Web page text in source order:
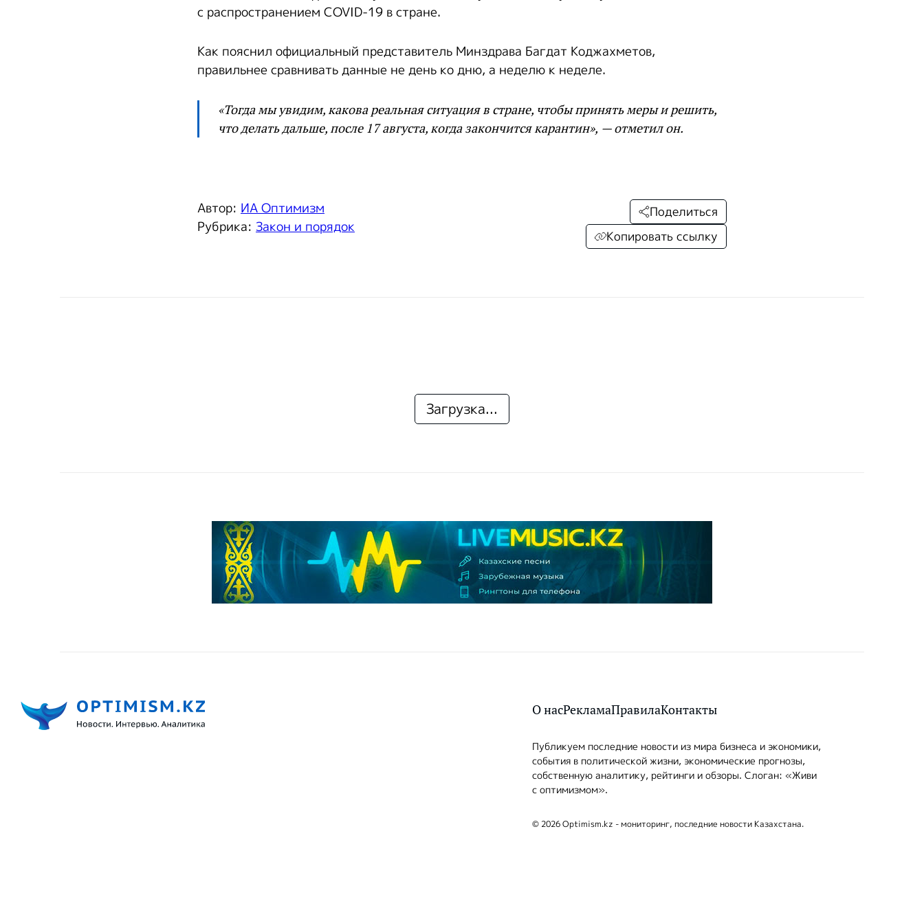
с распространением COVID-19 в стране.
Как пояснил официальный представитель Минздрава Багдат Коджахметов,
правильнее сравнивать данные не день ко дню, а неделю к неделе.
«Тогда мы увидим, какова реальная ситуация в стране, чтобы принять меры и решить,
что делать дальше, после 17 августа, когда закончится карантин», — отметил он.
Автор: ИА Оптимизм
Рубрика: Закон и порядок
Поделиться
Копировать ссылку
Загрузка...
О насРекламаПравилаКонтакты
Публикуем последние новости из мира бизнеса и экономики,
события в политической жизни, экономические прогнозы,
собственную аналитику, рейтинги и обзоры. Слоган: «Живи
с оптимизмом».
© 2026 Optimism.kz - мониторинг, последние новости Казахстана.